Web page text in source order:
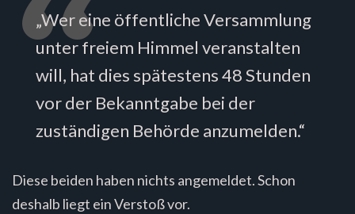
„Wer eine öffentliche Versammlung
unter freiem Himmel veranstalten
will, hat dies spätestens 48 Stunden
vor der Bekanntgabe bei der
zuständigen Behörde anzumelden.“
Diese beiden haben nichts angemeldet. Schon
deshalb liegt ein Verstoß vor.